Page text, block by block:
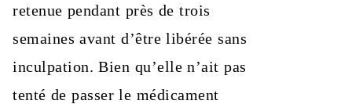
retenue pendant près de trois
semaines avant d’être libérée sans
inculpation. Bien qu’elle n’ait pas
tenté de passer le médicament